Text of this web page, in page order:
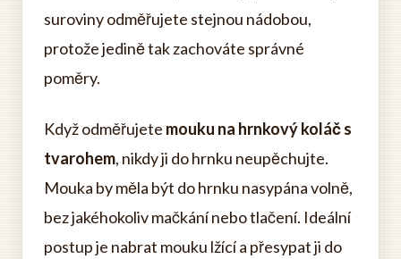
suroviny odměřujete stejnou nádobou,
protože jedině tak zachováte správné
poměry.
Když odměřujete mouku na hrnkový koláč s
tvarohem, nikdy ji do hrnku neupěchujte.
Mouka by měla být do hrnku nasypána volně,
bez jakéhokoliv mačkání nebo tlačení. Ideální
postup je nabrat mouku lžící a přesypat ji do